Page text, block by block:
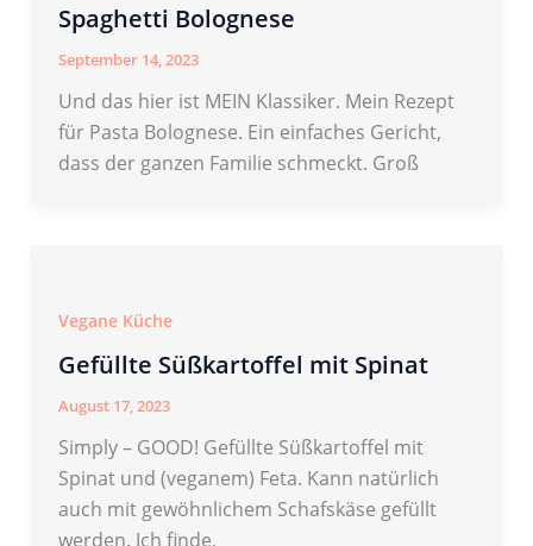
Spaghetti Bolognese
September 14, 2023
Und das hier ist MEIN Klassiker. Mein Rezept
für Pasta Bolognese. Ein einfaches Gericht,
dass der ganzen Familie schmeckt. Groß
Vegane Küche
Gefüllte Süßkartoffel mit Spinat
August 17, 2023
Simply – GOOD! Gefüllte Süßkartoffel mit
Spinat und (veganem) Feta. Kann natürlich
auch mit gewöhnlichem Schafskäse gefüllt
werden. Ich finde,